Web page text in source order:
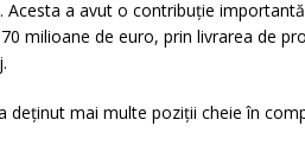
Acesta a avut o contribuție
milioane de euro, prin livrarea de
deţinut mai multe poziţii cheie în